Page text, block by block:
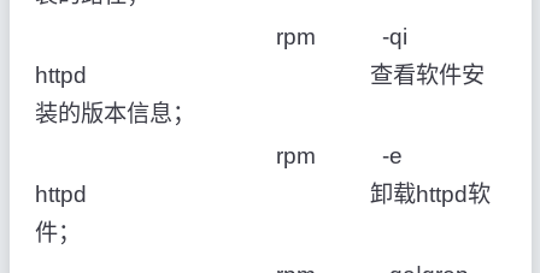
rpm -qi
httpd 查看软件安
装的版本信息；
rpm -e
httpd 卸载httpd软
件；